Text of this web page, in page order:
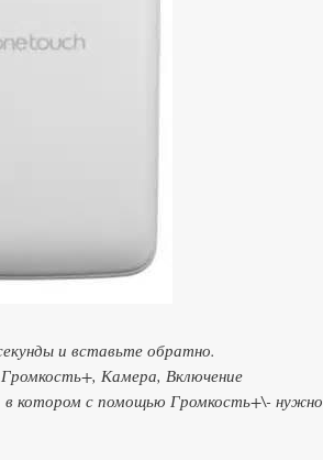
и вставьте обратно.
Камера, Включение
котором с помощью Громкость+\- нужно